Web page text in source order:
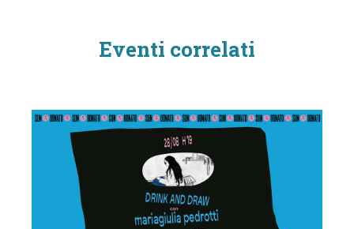
Eventi correlati